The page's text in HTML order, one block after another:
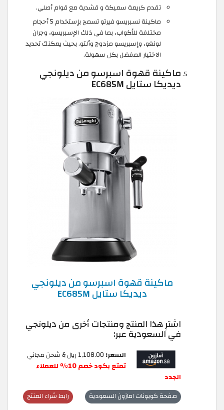
تقدم كريمة سميكة و قشدية مع قوام أصلي.
ماكينة نسبريسو فيرتو تسمح بإستخدام 5 أحجام
مختلفة للأكواب، بما في ذلك الإسبريسو، وجران
لونغو، وإسبريسو مزدوج وألتو. بحيث يمكنك تحديد
الاختيار المفضل بكل سهولة.
ماكينة قهوة اسبرسو من ديلونجي
ديديكا ستايل EC685M
ماكينة قهوة اسبرسو من ديلونجي
ديديكا ستايل EC685M
اشترِ هذا المنتج ومنتجات أخرى من ديلونجي
في السعودية عبر:
السعر: 1,108.00 ريال & شحن مجاني
تمتع بكود خصم 10% للعملاء
الجدد
رابط شراء المنتج صفحة كوبونات امازون السعودية